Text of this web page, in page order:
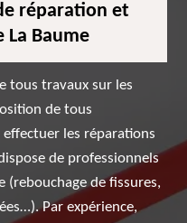
réparation et
La Baume
tous travaux sur les
de tous
les réparations
de professionnels
de fissures,
Par expérience,